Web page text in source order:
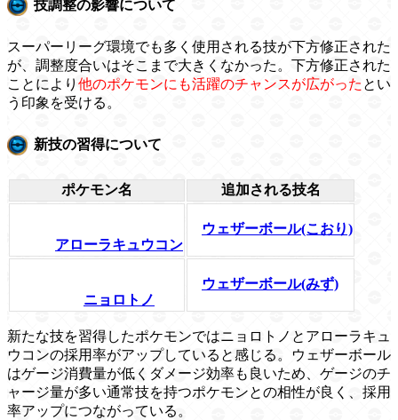
技調整の影響について
スーパーリーグ環境でも多く使用される技が下方修正された
が、調整度合いはそこまで大きくなかった。下方修正された
ことにより 他のポケモンにも活躍のチャンスが広がった とい
う印象を受ける。
新技の習得について
ポケモン名 追加される技名
アローラキュウコン
ウェザーボール(こおり)
ニョロトノ
ウェザーボール(みず)
新たな技を習得したポケモンではニョロトノとアローラキュ
ウコンの採用率がアップしていると感じる。ウェザーボール
はゲージ消費量が低くダメージ効率も良いため、ゲージのチ
ャージ量が多い通常技を持つポケモンとの相性が良く、採用
率アップにつながっている。